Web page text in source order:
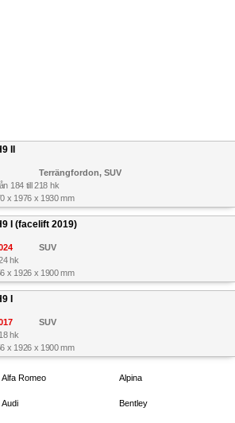
II
Terrängfordon, SUV
184 till 218 hk
x 1976 x 1930 mm
I (facelift 2019)
SUV
hk
x 1926 x 1900 mm
I
SUV
hk
x 1926 x 1900 mm
Alfa Romeo Alpina
Audi Bentley